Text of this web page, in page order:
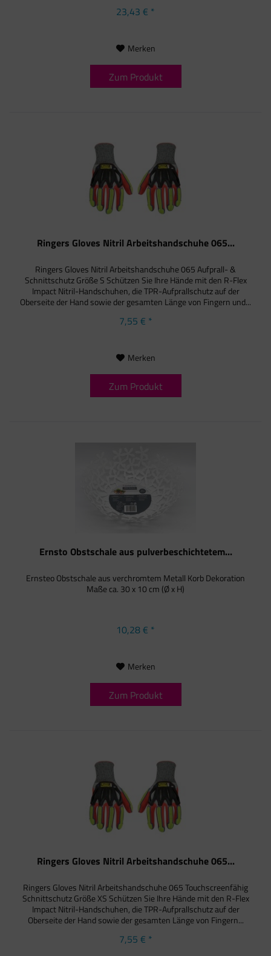
23,43 € *
Merken
Zum Produkt
Ringers Gloves Nitril Arbeitshandschuhe 065...
Ringers Gloves Nitril Arbeitshandschuhe 065 Aufprall- &
Schnittschutz Größe S Schützen Sie Ihre Hände mit den R-Flex
Impact Nitril-Handschuhen, die TPR-Aufprallschutz auf der
Oberseite der Hand sowie der gesamten Länge von Fingern und...
7,55 € *
Merken
Zum Produkt
Ernsto Obstschale aus pulverbeschichtetem...
Ernsteo Obstschale aus verchromtem Metall Korb Dekoration
Maße ca. 30 x 10 cm (Ø x H)
10,28 € *
Merken
Zum Produkt
Ringers Gloves Nitril Arbeitshandschuhe 065...
Ringers Gloves Nitril Arbeitshandschuhe 065 Touchscreenfähig
Schnittschutz Größe XS Schützen Sie Ihre Hände mit den R-Flex
Impact Nitril-Handschuhen, die TPR-Aufprallschutz auf der
Oberseite der Hand sowie der gesamten Länge von Fingern...
7,55 € *